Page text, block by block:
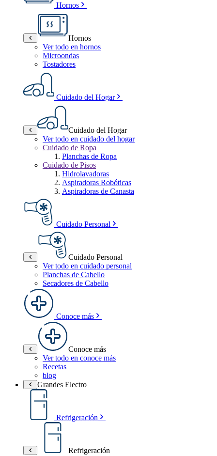
Hornos
Hornos
Ver todo en hornos
Microondas
Tostadores
Cuidado del Hogar
Cuidado del Hogar
Ver todo en cuidado del hogar
Cuidado de Ropa
Planchas de Ropa
Cuidado de Pisos
Hidrolavadoras
Aspiradoras Robóticas
Aspiradoras de Canasta
Cuidado Personal
Cuidado Personal
Ver todo en cuidado personal
Planchas de Cabello
Secadores de Cabello
Conoce más
Conoce más
Ver todo en conoce más
Recetas
blog
Grandes Electro
Refrigeración
Refrigeración